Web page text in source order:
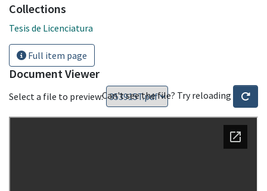
Collections
Tesis de Licenciatura
Full item page
Document Viewer
Select a file to preview:Can't see the file? Try reloading